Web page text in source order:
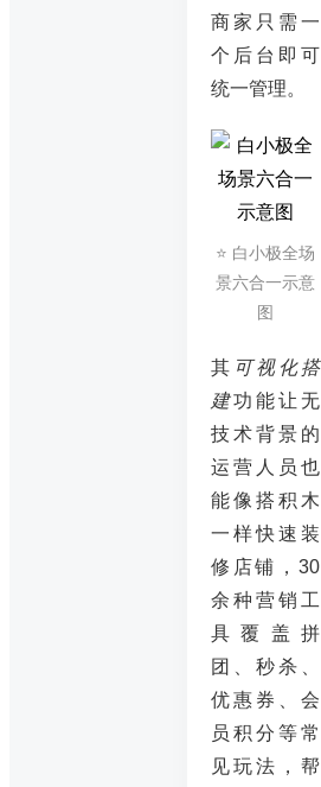
商家只需一
个后台即可
统一管理。
⭐ 白小极全场
景六合一示意
图
其 可视化搭
建功能让无
技术背景的
运营人员也
能像搭积木
一样快速装
修店铺，30
余种营销工
具覆盖拼
团、秒杀、
优惠券、会
员积分等常
见玩法，帮